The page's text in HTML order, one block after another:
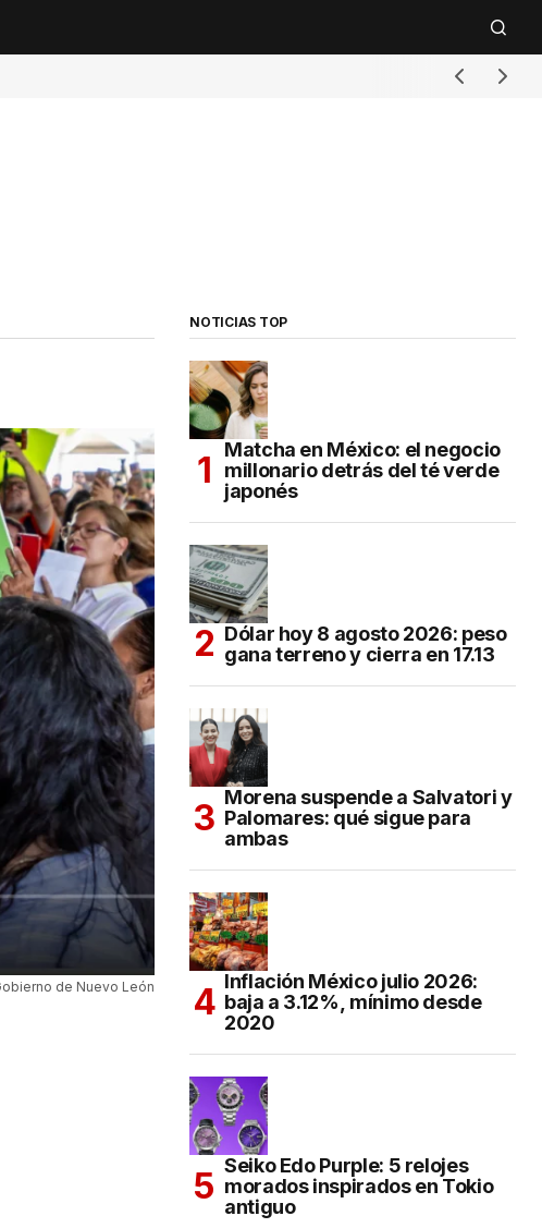
de Nuevo León
NOTICIAS TOP
Matcha en México: el negocio
millonario detrás del té verde
japonés
Dólar hoy 8 agosto 2026: peso
gana terreno y cierra en 17.13
Morena suspende a Salvatori y
Palomares: qué sigue para
ambas
Inflación México julio 2026:
baja a 3.12%, mínimo desde
2020
Seiko Edo Purple: 5 relojes
morados inspirados en Tokio
antiguo